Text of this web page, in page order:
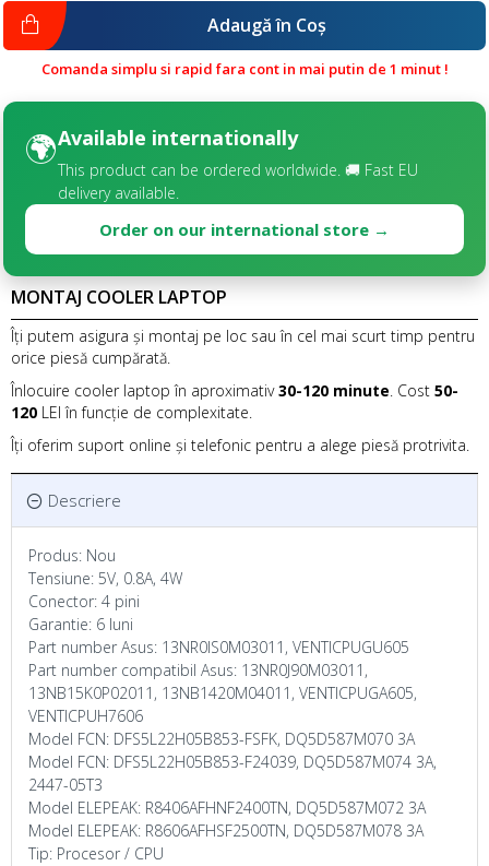
Adaugă în Coş
Comanda simplu si rapid fara cont in mai putin de 1 minut !
🌍Available internationally
This product can be ordered worldwide. 🚚 Fast EU
delivery available.
Order on our international store →
Descriere
Produs: Nou
Tensiune: 5V, 0.8A, 4W
Conector: 4 pini
Garantie: 6 luni
Part number Asus: 13NR0IS0M03011, VENTICPUGU605
Part number compatibil Asus: 13NR0J90M03011,
13NB15K0P02011, 13NB1420M04011, VENTICPUGA605,
VENTICPUH7606
Model FCN: DFS5L22H05B853-FSFK, DQ5D587M070 3A
Model FCN: DFS5L22H05B853-F24039, DQ5D587M074 3A,
2447-05T3
Model ELEPEAK: R8406AFHNF2400TN, DQ5D587M072 3A
Model ELEPEAK: R8606AFHSF2500TN, DQ5D587M078 3A
Tip: Procesor / CPU
MONTAJ COOLER LAPTOP
Îți putem asigura și montaj pe loc sau în cel mai scurt timp pentru
orice piesă cumpărată.
Înlocuire cooler laptop în aproximativ30-120 minute. Cost 50-
120 LEI în funcție de complexitate.
Îți oferim suport online și telefonic pentru a alege piesă protrivita.